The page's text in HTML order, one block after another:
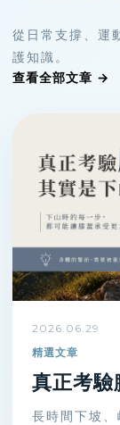
從日常支撐、運
護知識。
查看全部文章 →
2026.06.29
精選文章
真正考驗
長時間下坡